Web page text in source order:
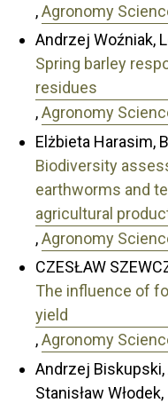
,Agronomy
Andrzej Woźniak,
Spring barley
residues
,Agronomy
Elżbieta Harasim,
Biodiversity
earthworms and
agricultural
,Agronomy
CZESŁAW
The influence of
yield
,Agronomy
Andrzej Biskupski,
Stanisław Włodek,